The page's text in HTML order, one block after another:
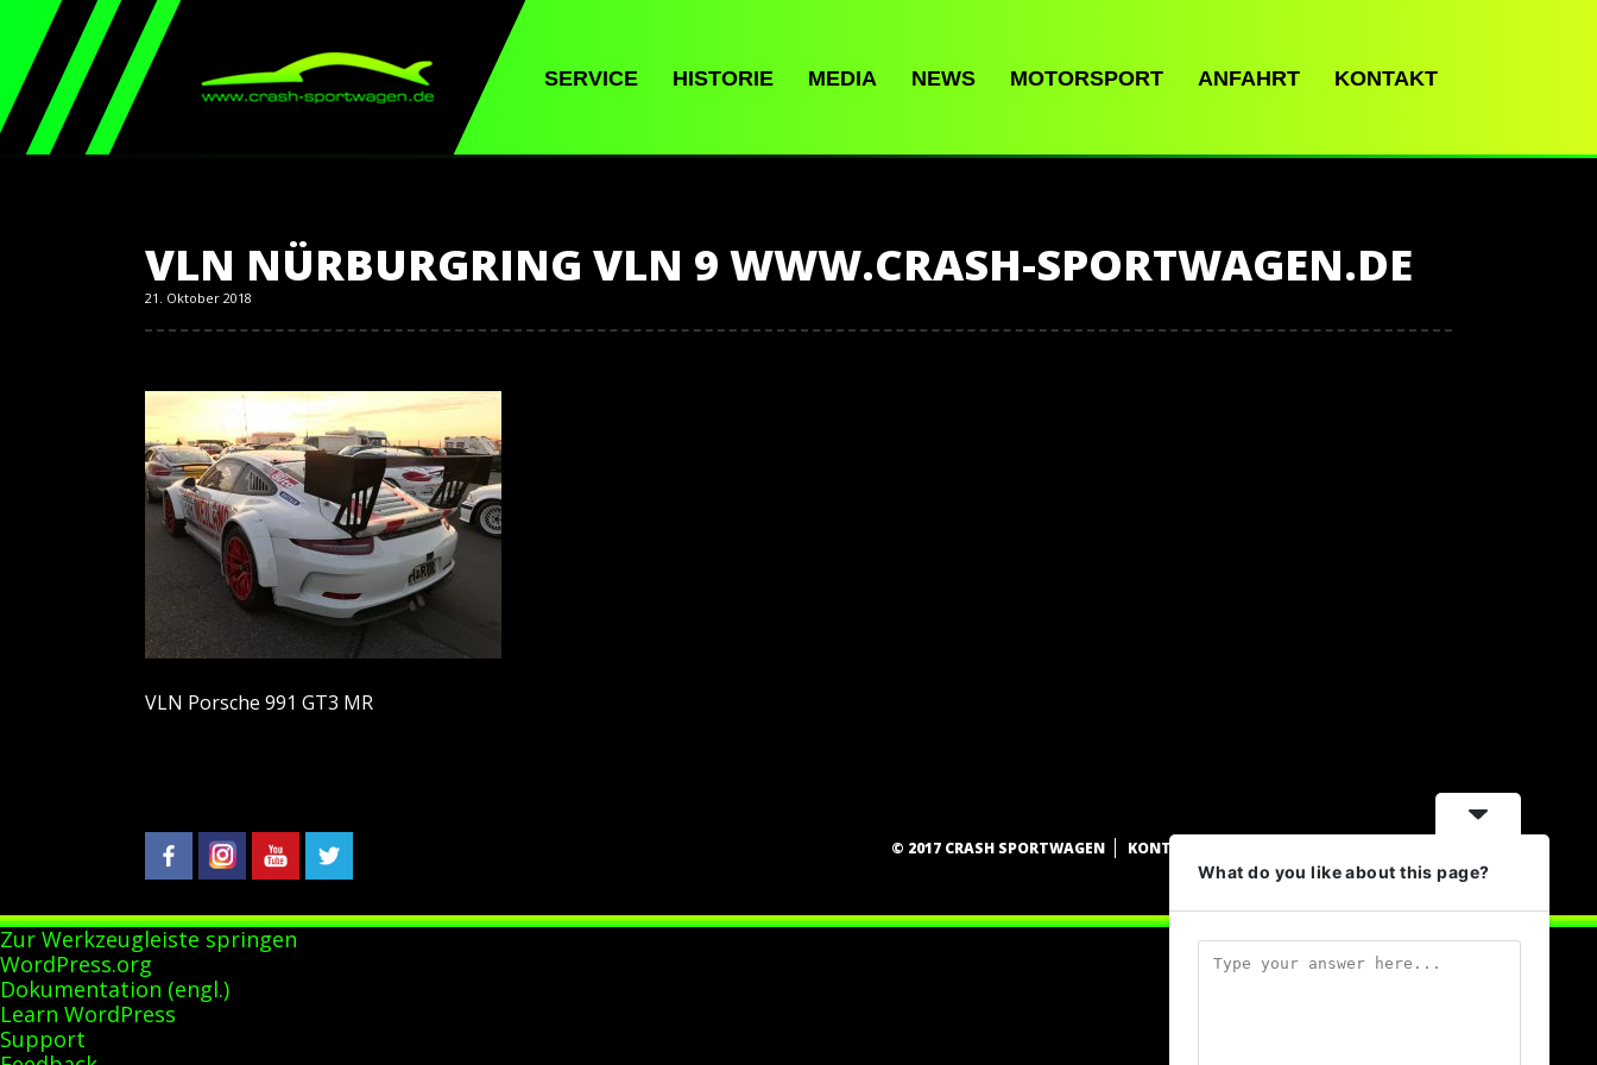
SERVICE HISTORIE MEDIA NEWS MOTORSPORT ANFAHRT KONTAKT
VLN NÜRBURGRING VLN 9 WWW.CRASH-SPORTWAGEN.DE
21. Oktober 2018
VLN Porsche 991 GT3 MR
© 2017 CRASH SPORTWAGEN KONTAKT
Zur Werkzeugleiste springen
Über
WordPress
WordPress.org
Dokumentation (engl.)
Learn WordPress
Support
What do you like about this page?